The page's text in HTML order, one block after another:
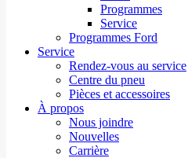
Programmes
Service
Programmes Ford
Service
Rendez-vous au service
Centre du pneu
Pièces et accessoires
À propos
Nous joindre
Nouvelles
Carrière